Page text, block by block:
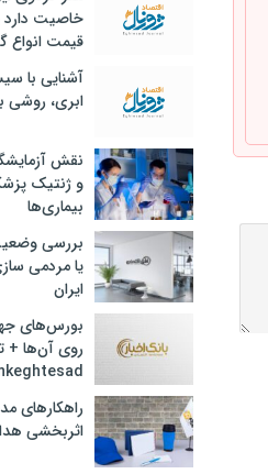
خاصیت
قیمت انواع
آشنایی با
ابری، روشی
نقش
و ژنتیک
بیماری‌ها
بررسی
یا مردمی
ایران
بورس‌های
روی آن‌ها +
راهکارهای
اثربخشی